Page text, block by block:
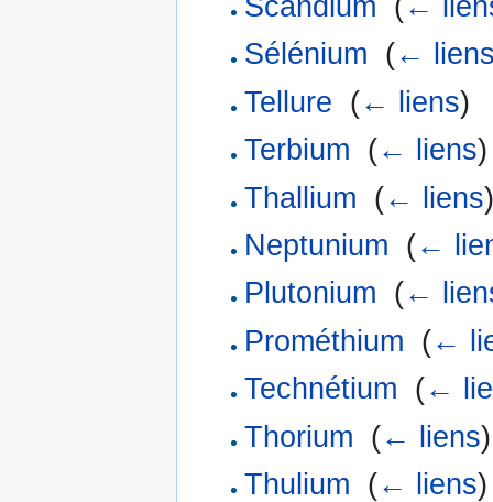
Scandium (←
Sélénium (←
Tellure (← liens)
Terbium (← liens)
Thallium (← liens)
Neptunium (←
Plutonium (←
Prométhium (←
Technétium (←
Thorium (← liens)
Thulium (← liens)